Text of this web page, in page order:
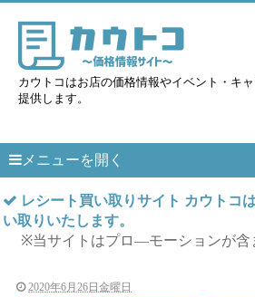
カウトコはお店の価格情報やイベント・キ
提供します。
メニューを開く
レシート買い取りサイト カウトコ
い取りいたします。
※当サイトはプロ―モーションが含
2020年6月26日金曜日